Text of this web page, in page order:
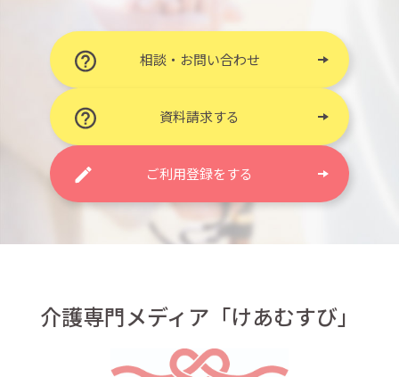
相談・お問い合わせ
資料請求する
ご利用登録をする
介護専門メディア「けあむすび」